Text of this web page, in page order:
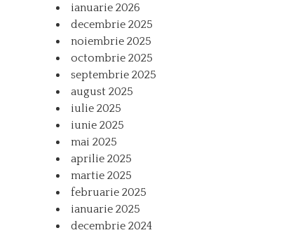
ianuarie 2026
decembrie 2025
noiembrie 2025
octombrie 2025
septembrie 2025
august 2025
iulie 2025
iunie 2025
mai 2025
aprilie 2025
martie 2025
februarie 2025
ianuarie 2025
decembrie 2024